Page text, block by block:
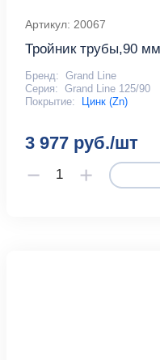
Артикул: 20067
Тройник трубы,90
Бренд: Grand Line
Серия: Grand Line 125/90
Покрытие:
Цинк (Zn)
3 977 руб./шт